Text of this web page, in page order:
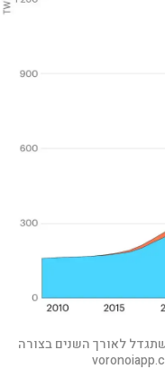
לאורך השנים בצורה